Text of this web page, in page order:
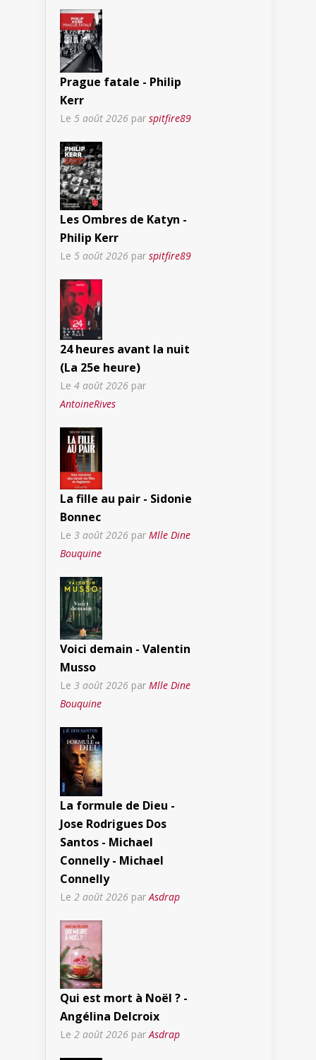
Prague fatale - Philip
Kerr
Le 5 août 2026 par spitfire89
Les Ombres de Katyn -
Philip Kerr
Le 5 août 2026 par spitfire89
24 heures avant la nuit
(La 25e heure)
Le 4 août 2026 par
AntoineRives
La fille au pair - Sidonie
Bonnec
Le 3 août 2026 par Mlle Dine
Bouquine
Voici demain - Valentin
Musso
Le 3 août 2026 par Mlle Dine
Bouquine
La formule de Dieu -
Jose Rodrigues Dos
Santos - Michael
Connelly - Michael
Connelly
Le 2 août 2026 parAsdrap
Qui est mort à Noël ? -
Angélina Delcroix
Le 2 août 2026 parAsdrap